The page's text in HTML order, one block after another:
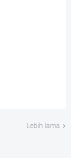
Lebih lama